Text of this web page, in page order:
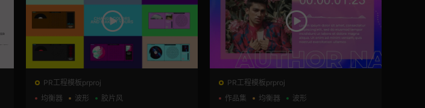
PR工程模板prproj
均衡器
波形 胶片风
PR工程模板prproj
作品集
均衡器 波形